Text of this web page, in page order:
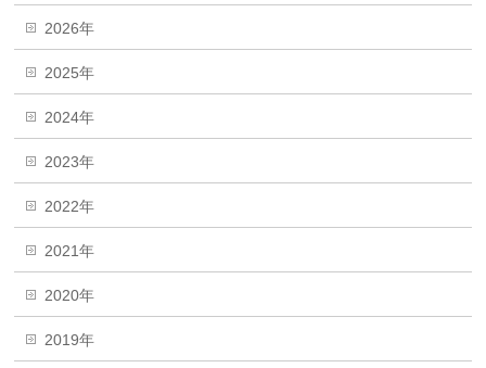
2026年
2025年
2024年
2023年
2022年
2021年
2020年
2019年